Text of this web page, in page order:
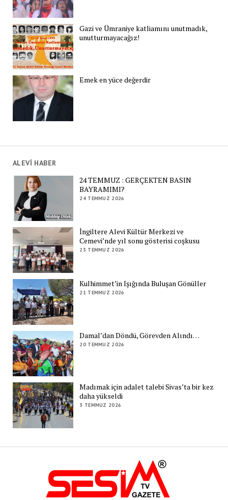
Gazi ve Ümraniye katliamını unutmadık,
unutturmayacağız!
Emek en yüce değerdir
ALEVİ HABER
24 TEMMUZ : GERÇEKTEN BASIN
BAYRAMIMI?
24 TEMMUZ 2026
İngiltere Alevi Kültür Merkezi ve
Cemevi’nde yıl sonu gösterisi coşkusu
23 TEMMUZ 2026
Kulhimmet’in Işığında Buluşan Gönüller
21 TEMMUZ 2026
Damal’dan Döndü, Görevden Alındı…
20 TEMMUZ 2026
Madımak için adalet talebi Sivas’ta bir kez
daha yükseldi
3 TEMMUZ 2026